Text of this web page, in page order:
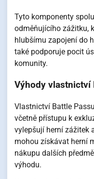
Tyto komponenty
odměňujícího zážitku,
hlubšímu zapojení do
také podporuje pocit
komunity.
Výhody vlastnictví
Vlastnictví Battle
včetně přístupu k
vylepšují herní zážitek
mohou získávat herní
nákupu dalších
výhodu.